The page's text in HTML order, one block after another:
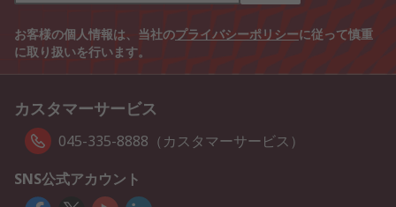
お客様の個人情報は、当社のプライバシーポリシーに従って慎重
に取り扱いを行います。
カスタマーサービス
045-335-8888（カスタマーサービス）
SNS公式アカウント